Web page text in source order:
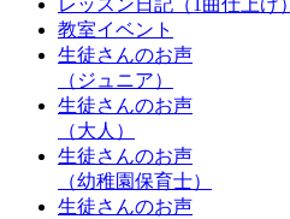
レッスン日記（1曲仕上げ）
教室イベント
生徒さんのお声
（ジュニア）
生徒さんのお声
（大人）
生徒さんのお声
（幼稚園保育士）
生徒さんのお声